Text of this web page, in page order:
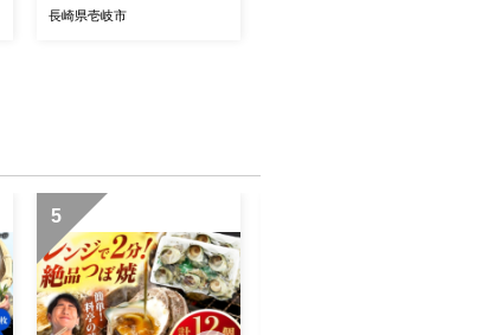
農業協同組合】[JBO032]
長崎県壱岐市
5